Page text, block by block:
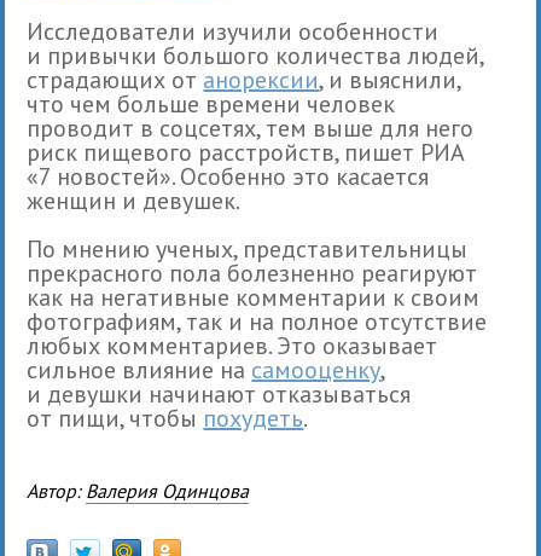
Исследователи изучили особенности
и привычки большого количества людей,
страдающих от анорексии, и выяснили,
что чем больше времени человек
проводит в соцсетях, тем выше для него
риск пищевого расстройств, пишет РИА
«7 новостей». Особенно это касается
женщин и девушек.
По мнению ученых, представительницы
прекрасного пола болезненно реагируют
как на негативные комментарии к своим
фотографиям, так и на полное отсутствие
любых комментариев. Это оказывает
сильное влияние на самооценку,
и девушки начинают отказываться
от пищи, чтобы похудеть.
Автор: Валерия Одинцова